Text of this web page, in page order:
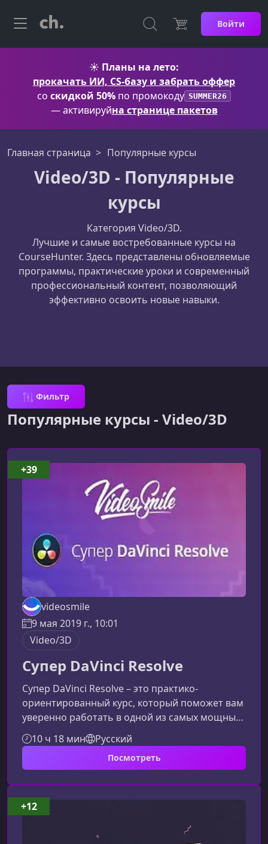
Войти
☀️ Планы на лето:
прокачать ИИ, CS-базу и забрать оффер
со скидкой 50% по промокоду SUMMER26
— активируйна странице пакетов
Главная страница Популярные курсы
Video/3D - Популярные
курсы
Категория Video/3D.
Лучшие и самые востребованные курсы на
CourseHunter. Здесь представлены обновляемые
программы, практические уроки и современный
профессиональный контент, позволяющий
эффективно освоить новые навыки.
Фильтр
Популярные курсы - Video/3D
videosmile
9 мая 2019 г., 10:01
Video/3D
Супер DaVinci Resolve
Супер DaVinci Resolve – это практико-
ориентированный курс, который поможет вам
уверенно работать в одной из самых мощных
программ для монтажа и цветокоррекции.
Материал курса построен так, чтобы вы
смогли быстро перейти от теории к реальной
впечатляющие, профессиональные
ролики.Почему стоит освоить DaVinci
ResolveDaVinci Resolve давно стал стандартом
в индустрии благодаря сочетанию мощных
10 ч 18 мин Русский
Посмотреть
+39
+12